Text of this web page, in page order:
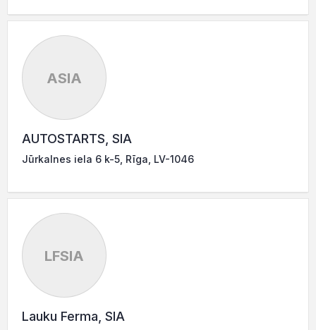
ASIA
AUTOSTARTS, SIA
Jūrkalnes iela 6 k-5, Rīga, LV-1046
LFSIA
Lauku Ferma, SIA